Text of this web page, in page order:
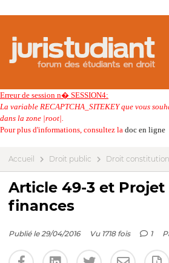
Erreur de session n� SESSION4:
La variable RECAPTCHA_SITEKEY que vous
dans la zone |root|.
Pour plus d'informations, consultez la doc en ligne
Accueil Droit public Droit
Article 49-3 et
finances
Publié le 29/04/2016 Vu 1718 fois 1